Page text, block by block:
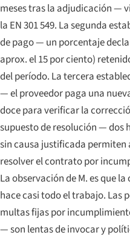
meses tras la adjudicación —
la EN 301 549. La segunda
de pago — un porcentaje
aprox. el 15 por ciento)
del período. La tercera
— el proveedor paga una
doce para verificar la
supuesto de resolución — dos
sin causa justificada
resolver el contrato por
La observación de M. es que
hace casi todo el trabajo. Las
multas fijas por
— son lentas de invocar y